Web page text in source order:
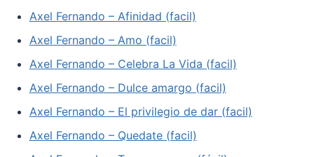
Axel Fernando – Afinidad (facil)
Axel Fernando – Amo (facil)
Axel Fernando – Celebra La Vida (facil)
Axel Fernando – Dulce amargo (facil)
Axel Fernando – El privilegio de dar (facil)
Axel Fernando – Quedate (facil)